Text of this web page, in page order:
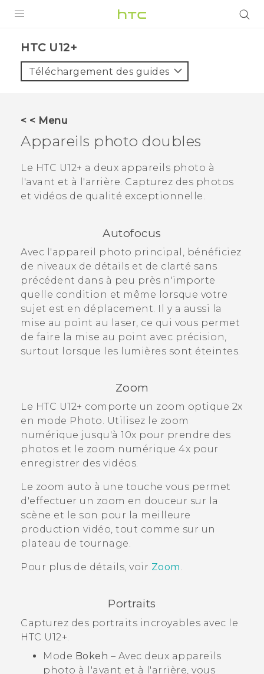
VIVE
VIVERSE
SUPPORT
Appareils HTC & Accessoires
HTC U12+‎
Téléchargement des guides
< < Menu
Appareils photo doubles
Le HTC U12+‍ a deux appareils photo à
l'avant et à l'arrière. Capturez des photos
et vidéos de qualité exceptionnelle.
Autofocus
Avec l'appareil photo principal, bénéficiez
de niveaux de détails et de clarté sans
précédent dans à peu près n'importe
quelle condition et même lorsque votre
sujet est en déplacement. Il y a aussi la
mise au point au laser, ce qui vous permet
de faire la mise au point avec précision,
surtout lorsque les lumières sont éteintes.
Zoom
Le HTC U12+‍ comporte un zoom optique 2x
en mode Photo. Utilisez le zoom
numérique jusqu'à 10x pour prendre des
photos et le zoom numérique 4x pour
enregistrer des vidéos.
Le zoom auto à une touche vous permet
d'effectuer un zoom en douceur sur la
scène et le son pour la meilleure
production vidéo, tout comme sur un
plateau de tournage.
Pour plus de détails, voir Zoom.
Portraits
Capturez des portraits incroyables avec le
HTC U12+‍
Mode Bokeh – Avec deux appareils
photo à l'avant et à l'arrière, vous